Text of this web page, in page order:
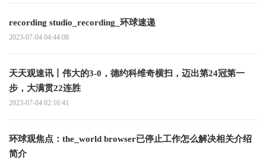
recording studio_recording_环球速递
2023-07-04 04:44:08
天天观速讯丨伟大的3-0，德约科维奇横扫，迈出第24冠第一
步，大满贯22连胜
2023-07-04 02:16:41
环球观焦点：the_world browser已停止工作怎么解决相关介绍
简介